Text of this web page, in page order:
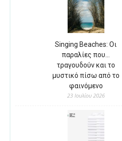
Singing Beaches: Οι
παραλίες που…
τραγουδούν και το
μυστικό πίσω από το
φαινόμενο
23 Ιουλίου 2026